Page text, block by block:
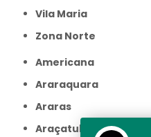
Vila Maria
Zona Norte
Americana
Araraquara
Araras
Araçatuba